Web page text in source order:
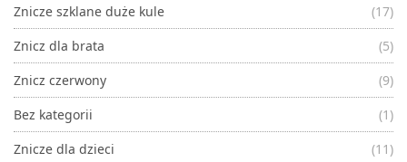
Znicze szklane duże kule
(17)
Znicz dla brata
(5)
Znicz czerwony
(9)
Bez kategorii
(1)
Znicze dla dzieci
(11)